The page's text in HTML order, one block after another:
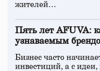
жителей…
Пять лет AFUVA:
узнаваемым
Бизнес часто
инвестиций, а с